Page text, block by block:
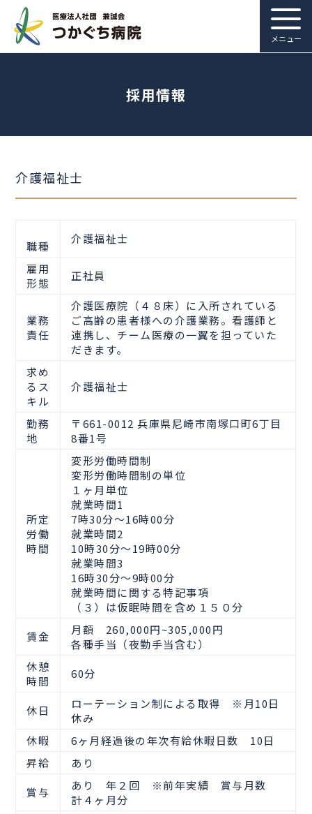
メニュー
採用情報
介護福祉士
職種
介護福祉士
雇用
形態
正社員
業務
責任
介護医療院（４８床）に入所されている
ご高齢の患者様への介護業務。看護師と
連携し、チーム医療の一翼を担っていた
だきます。
求め
るス
キル
介護福祉士
勤務
地
〒661-0012 兵庫県尼崎市南塚口町6丁目
8番1号
所定
労働
時間
変形労働時間制
変形労働時間制の単位
１ヶ月単位
就業時間1
7時30分〜16時00分
就業時間2
10時30分〜19時00分
就業時間3
16時30分〜9時00分
就業時間に関する特記事項
（３）は仮眠時間を含め１５０分
賃金
月額 260,000円~305,000円
各種手当（夜勤手当含む）
休憩
時間
60分
休日
ローテーション制による取得 ※月10日
休み
休暇
6ヶ月経過後の年次有給休暇日数 10日
昇給
あり
賞与
あり 年２回 ※前年実績 賞与月数
計４ヶ月分